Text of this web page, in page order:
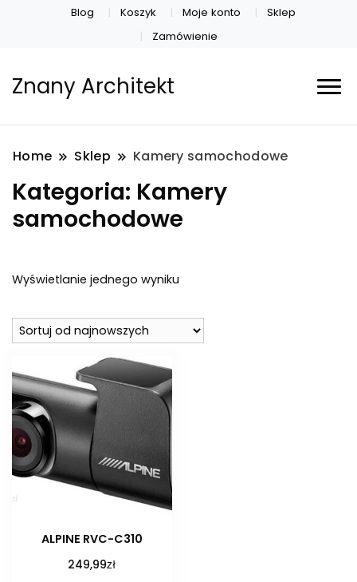
Blog Koszyk Moje konto
Sklep
Zamówienie
Znany Architekt
Home Sklep Kamery samochodowe
Kategoria: Kamery
samochodowe
Wyświetlanie jednego wyniku
ALPINE RVC-C310
249,99zł